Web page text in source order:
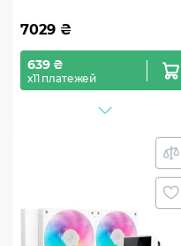
7029 ₴
639 ₴
х11 платежей